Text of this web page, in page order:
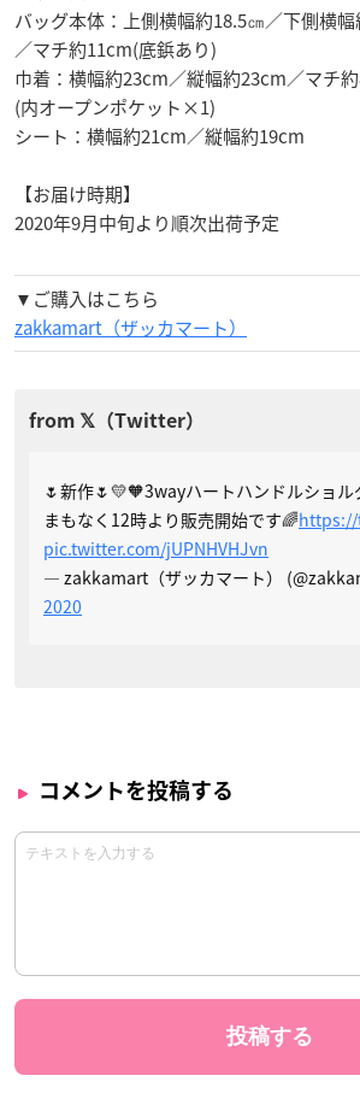
バッグ本体：上側横幅約18.5㎝／下側横
／マチ約11cm(底鋲あり)
巾着：横幅約23cm／縦幅約23cm／マチ
(内オープンポケット×1)
シート：横幅約21cm／縦幅約19cm
【お届け時期】
2020年9月中旬より順次出荷予定
▼ご購入はこちら
zakkamart（ザッカマート）
🌷新作🌷💛🧡3wayハートハンドルショル
まもなく12時より販売開始です🌈https://
pic.twitter.com/jUPNHVHJvn
— zakkamart（ザッカマート）
2020
コメントを投稿する